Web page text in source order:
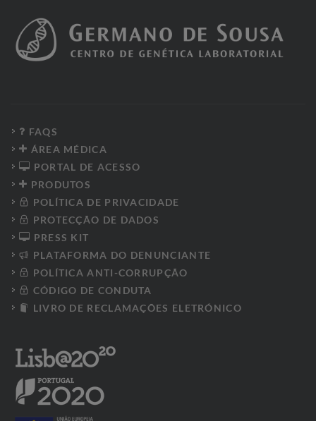
FAQS
ÁREA MÉDICA
PORTAL DE ACESSO
PRODUTOS
POLÍTICA DE PRIVACIDADE
PROTECÇÃO DE DADOS
PRESS KIT
PLATAFORMA DO DENUNCIANTE
POLÍTICA ANTI-CORRUPÇÃO
CÓDIGO DE CONDUTA
LIVRO DE RECLAMAÇÕES ELETRÓNICO